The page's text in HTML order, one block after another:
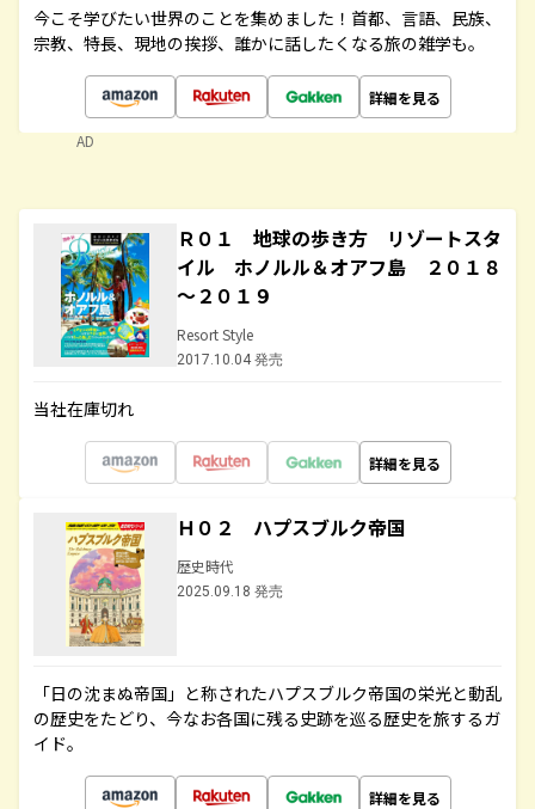
今こそ学びたい世界のことを集めました！首都、言語、民族、
宗教、特長、現地の挨拶、誰かに話したくなる旅の雑学も。
詳細を見る
AD
Ｒ０１ 地球の歩き方 リゾートスタ
イル ホノルル＆オアフ島 ２０１８
～２０１９
Resort Style
2017.10.04 発売
当社在庫切れ
詳細を見る
Ｈ０２ ハプスブルク帝国
歴史時代
2025.09.18 発売
「日の沈まぬ帝国」と称されたハプスブルク帝国の栄光と動乱
の歴史をたどり、今なお各国に残る史跡を巡る歴史を旅するガ
イド。
詳細を見る